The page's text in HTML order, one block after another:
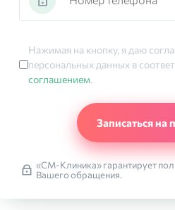
Нажимая на кнопку, я даю
персональных данных в
соглашением.
«СМ-Клиника» гарантирует
Вашего обращения.